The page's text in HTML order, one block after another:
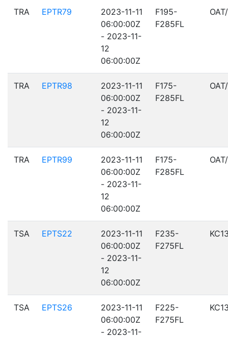
TRA EPTR79
2023-11-11
06:00:00Z
- 2023-11-
12
06:00:00Z
F195-
F285FL
TRA EPTR98
2023-11-11
06:00:00Z
- 2023-11-
12
06:00:00Z
F175-
F285FL
TRA EPTR99
2023-11-11
06:00:00Z
- 2023-11-
12
06:00:00Z
F175-
F285FL
TSA EPTS22
2023-11-11
06:00:00Z
- 2023-11-
12
06:00:00Z
F235-
F275FL
TSA EPTS26
2023-11-11
06:00:00Z
- 2023-11-
F225-
F275FL